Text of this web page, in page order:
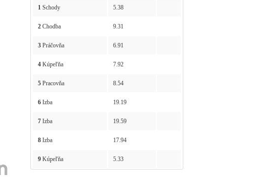
1Schody 5.38
2Chodba 9.31
3Práčovňa 6.91
4Kúpeľňa 7.92
5Pracovňa 8.54
6Izba 19.19
7Izba 19.59
8Izba 17.94
9Kúpeľňa 5.33